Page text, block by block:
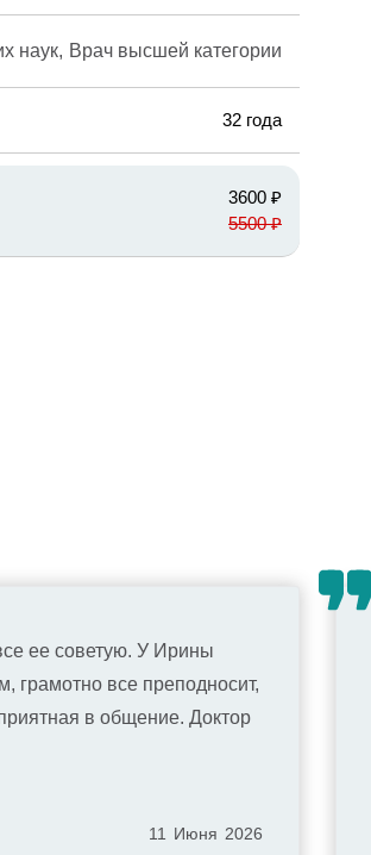
наук Врач высшей категории
3600 ₽
5500 ₽
32 года
ее советую. У Ирины
все преподносит,
в общение. Доктор
11 Июня 2026